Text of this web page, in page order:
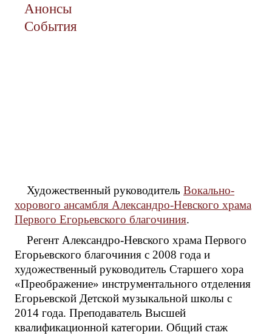
Анонсы
События
Художественный руководитель Вокально-
хорового ансамбля Александро-Невского храма
Первого Егорьевского благочиния.
Регент Александро-Невского храма Первого
Егорьевского благочиния с 2008 года и
художественный руководитель Старшего хора
«Преображение» инструментального отделения
Егорьевской Детской музыкальной школы с
2014 года. Преподаватель Высшей
квалификационной категории. Общий стаж